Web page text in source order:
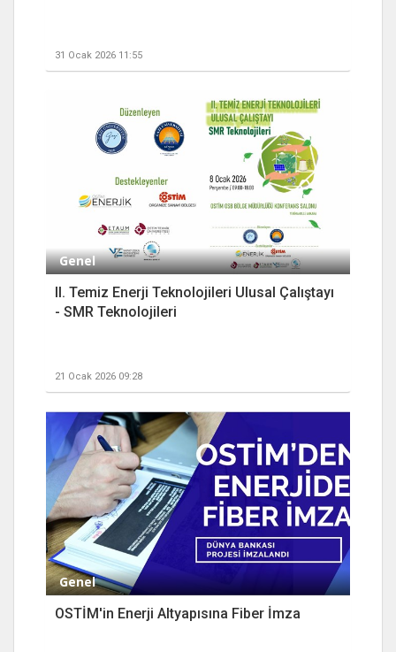
31 Ocak 2026 11:55
Genel
II. Temiz Enerji Teknolojileri Ulusal Çalıştayı
- SMR Teknolojileri
21 Ocak 2026 09:28
Genel
OSTİM'in Enerji Altyapısına Fiber İmza